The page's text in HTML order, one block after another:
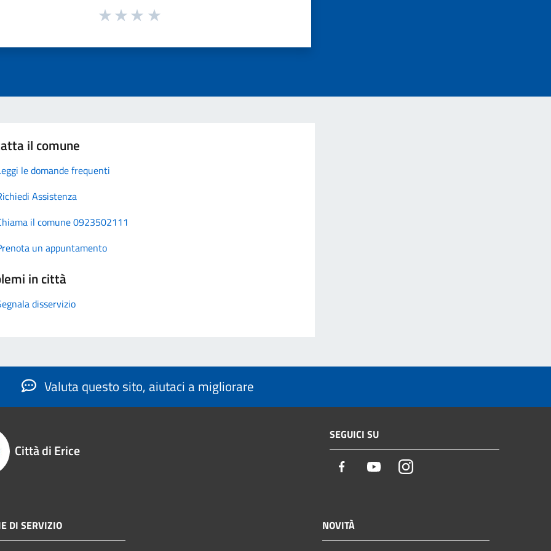
il comune
le domande frequenti
Assistenza
il comune 0923502111
un appuntamento
in città
disservizio
Valuta questo sito, aiutaci a migliorare
Città di Erice
SEGUICI SU
Facebook YoutubeInstagram
DI SERVIZIO NOVITÀ